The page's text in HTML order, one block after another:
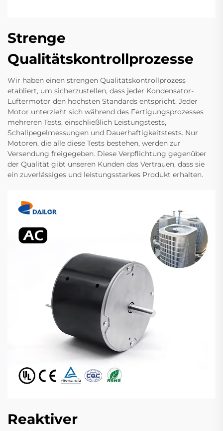
Strenge
Qualitätskontrollprozesse
Wir haben einen strengen Qualitätskontrollprozess
etabliert, um sicherzustellen, dass jeder Kondensator-
Lüftermotor den höchsten Standards entspricht. Jeder
Motor unterzieht sich während des Fertigungsprozesses
mehreren Tests, einschließlich Leistungstests,
Schallpegelmessungen und Dauerhaftigkeitstests. Nur
Motoren, die alle diese Tests bestehen, werden zur
Versendung freigegeben. Diese Verpflichtung gegenüber
der Qualität gibt unseren Kunden das Vertrauen, dass sie
ein zuverlässiges und leistungsstarkes Produkt erhalten.
Reaktiver